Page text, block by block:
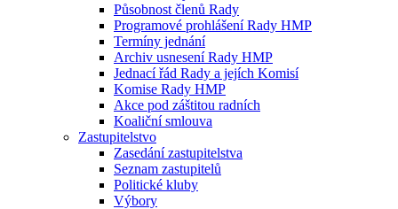
Působnost členů Rady
Programové prohlášení Rady HMP
Termíny jednání
Archiv usnesení Rady HMP
Jednací řád Rady a jejích Komisí
Komise Rady HMP
Akce pod záštitou radních
Koaliční smlouva
Zastupitelstvo
Zasedání zastupitelstva
Seznam zastupitelů
Politické kluby
Výbory